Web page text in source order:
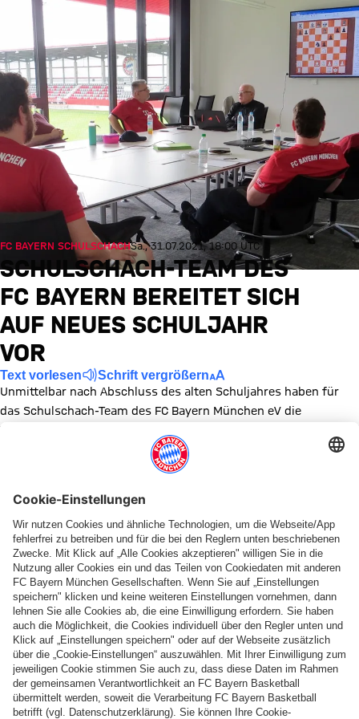
FC BAYERN SCHULSCHACHSa., 31.07.2021, 18:00 UTC
SCHULSCHACH-TEAM DES
FC BAYERN BEREITET SICH
AUF NEUES SCHULJAHR
VOR
Text vorlesen Schrift vergrößern
Unmittelbar nach Abschluss des alten Schuljahres haben für
das Schulschach-Team des FC Bayern München eV die
Vorbereitungen für das neue Schuljahr bereits wieder
Erster Fixpunkt im Rahmen der Vorbereitung auf das neue
Fortbildungsveranstaltung für alle Schulschachlehrer der
Schachabteilung des FC Bayern. Diese fand am Samstag unter
der Leitung von Cheftrainer Roman Vidonyak statt, der für die
inhaltliche Konzeption des Schulschachangebots des FC Bayern
verantwortlich ist.
Ein besonderer Höhepunkt war diesmal ein Gastvortrag von
Josif Dorfman, einem der renommiertesten Schachtrainer der
Welt, der wertvolle Erfahrungen an die Schachlehrer des
FC Bayern weitergab.
Insgesamt ein interessanter und ertragsreicher Tag auf dem
FC Bayern Campus und ein wichtiger Schritt, um die hohe